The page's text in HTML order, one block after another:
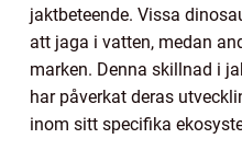
jaktbeteende. Vissa
att jaga i vatten, medan
marken. Denna skillnad i
har påverkat deras
inom sitt specifika